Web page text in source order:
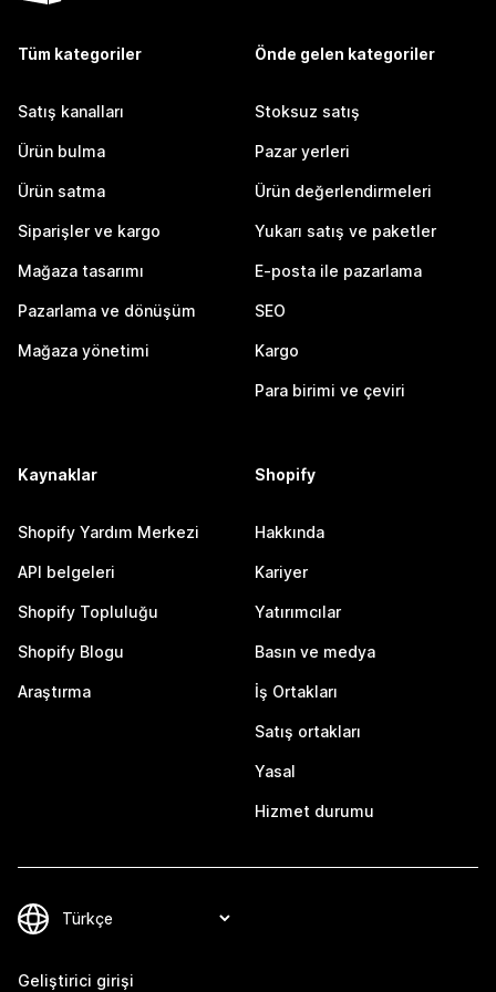
Tüm kategoriler
Satış kanalları
Ürün bulma
Ürün satma
Siparişler ve kargo
Mağaza tasarımı
Pazarlama ve dönüşüm
Mağaza yönetimi
Önde gelen kategoriler
Stoksuz satış
Pazar yerleri
Ürün değerlendirmeleri
Yukarı satış ve paketler
E-posta ile pazarlama
SEO
Kargo
Para birimi ve çeviri
Kaynaklar
Shopify Yardım Merkezi
API belgeleri
Shopify Topluluğu
Shopify Blogu
Araştırma
Shopify
Hakkında
Kariyer
Yatırımcılar
Basın ve medya
İş Ortakları
Satış ortakları
Yasal
Hizmet durumu
Geliştirici girişi